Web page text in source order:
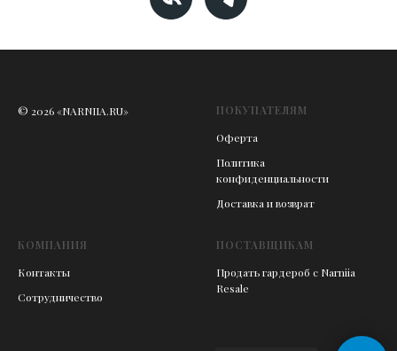
© 2026 «NARNIIA.RU»
ПОКУПАТЕЛЯМ
Оферта
Политика
конфиденциальности
Доставка и возврат
КОМПАНИЯ
Контакты
Сотрудничество
ПОСТАВЩИКАМ
Продать гардероб с Narniia
Resale